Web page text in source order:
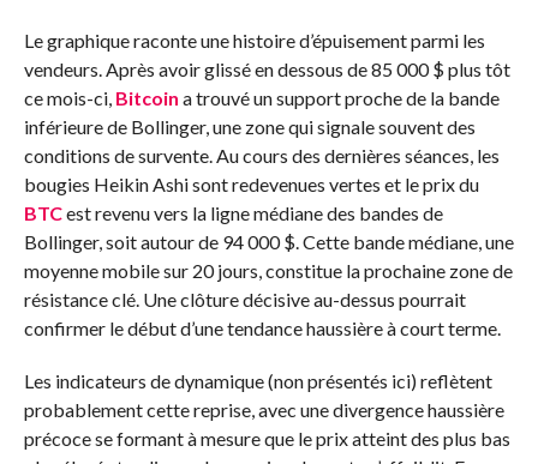
Le graphique raconte une histoire d’épuisement parmi les
vendeurs. Après avoir glissé en dessous de 85 000 $ plus tôt
ce mois-ci, Bitcoin a trouvé un support proche de la bande
inférieure de Bollinger, une zone qui signale souvent des
conditions de survente. Au cours des dernières séances, les
bougies Heikin Ashi sont redevenues vertes et le prix du
BTCest revenu vers la ligne médiane des bandes de
Bollinger, soit autour de 94 000 $. Cette bande médiane, une
moyenne mobile sur 20 jours, constitue la prochaine zone de
résistance clé. Une clôture décisive au-dessus pourrait
confirmer le début d’une tendance haussière à court terme.
Les indicateurs de dynamique (non présentés ici) reflètent
probablement cette reprise, avec une divergence haussière
précoce se formant à mesure que le prix atteint des plus bas